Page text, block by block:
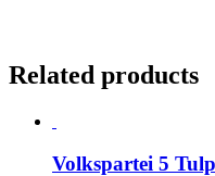
Related products
Volkspartei 5